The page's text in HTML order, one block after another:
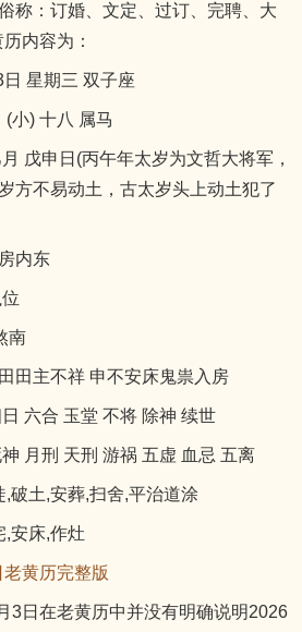
称：订婚、文定、过订、完聘、大
内容为：
星期三 双子座
小) 十八 属马
月 戊申日(丙午年太岁为文哲大将军，
方不易动土，古太岁头上动土犯了
内东
南
田主不祥 申不安床鬼祟入房
六合 玉堂 不将 除神 续世
神 月刑 天刑 游祸 五虚 血忌 五离
破土,安葬,扫舍,平治道涂
,安床,作灶
黄历完整版
在老黄历中并没有明确说明2026